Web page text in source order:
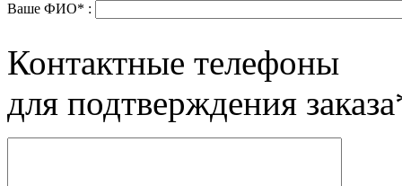
Ваше ФИО* :
Контактные телефоны
для подтверждения